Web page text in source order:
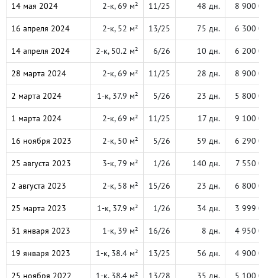
14 мая 2024 2-к, 69 м² 11/25 48 дн. 8 900
16 апреля 2024 2-к, 52 м² 13/25 75 дн. 6 300
14 апреля 2024 2-к, 50.2 м² 6/26 10 дн. 6 200
28 марта 2024 2-к, 69 м² 11/25 28 дн. 8 900
2 марта 2024 1-к, 37.9 м² 5/26 23 дн. 5 800
1 марта 2024 2-к, 69 м² 11/25 17 дн. 9 100
16 ноября 2023 2-к, 50 м² 5/26 59 дн. 6 290
25 августа 2023 3-к, 79 м² 1/26 140 дн. 7 550
2 августа 2023 2-к, 58 м² 15/26 23 дн. 6 800
25 марта 2023 1-к, 37.9 м² 1/26 34 дн. 3 999
31 января 2023 1-к, 39 м² 16/26 8 дн. 4 950
19 января 2023 1-к, 38.4 м² 13/25 56 дн. 4 900
25 ноября 2022 1-к, 38.4 м² 13/28 35 дн. 5 100